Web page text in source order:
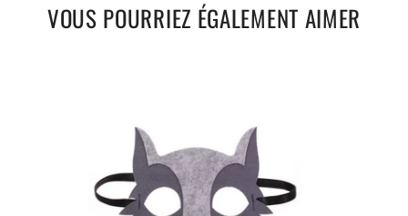
VOUS POURRIEZ ÉGALEMENT AIMER